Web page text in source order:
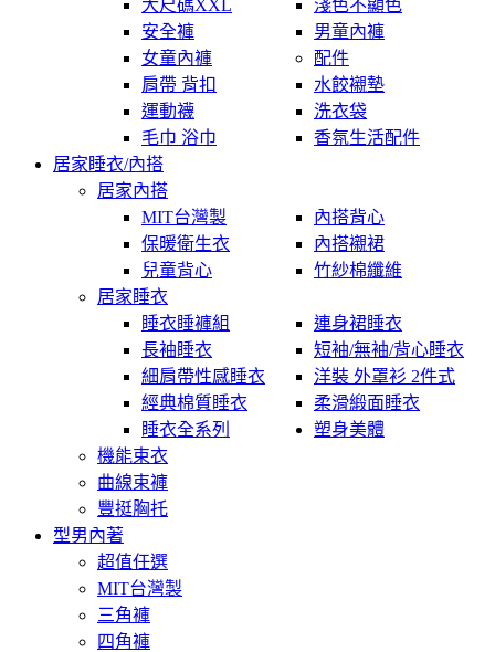
大尺碼XXL
淺色不顯色
安全褲
男童內褲
女童內褲
配件
肩帶 背扣
水餃襯墊
運動襪
洗衣袋
毛巾 浴巾
香氛生活配件
居家睡衣/內搭
居家內搭
MIT台灣製
內搭背心
保暖衛生衣
內搭襯裙
兒童背心
竹紗棉纖維
居家睡衣
睡衣睡褲組
連身裙睡衣
長袖睡衣
短袖/無袖/背心睡衣
細肩帶性感睡衣
洋裝 外罩衫 2件式
經典棉質睡衣
柔滑緞面睡衣
睡衣全系列
塑身美體
機能束衣
曲線束褲
豐挺胸托
型男內著
超值任選
MIT台灣製
三角褲
四角褲